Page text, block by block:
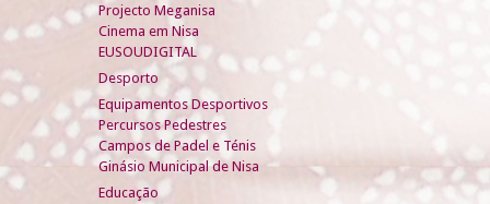
Projecto Meganisa
Cinema em Nisa
EUSOUDIGITAL
Desporto
Equipamentos Desportivos
Percursos Pedestres
Campos de Padel e Ténis
Ginásio Municipal de Nisa
Educação